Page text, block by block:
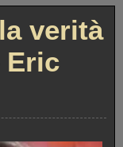
verità
Eric